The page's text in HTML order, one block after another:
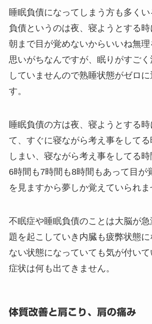
睡眠負債になってしまう方も多く
負債というのは夜、寝ようとする
朝まで目が覚めないからいいね無理
思いがちなんですが、眠りがすご
していませんので熟睡状態がゼロ
す。
睡眠負債の方は夜、寝ようとする
て、すぐに寝ながら考え事をして
しまい、寝ながら考え事をしてる
6時間も7時間も8時間もあって目が
を見ますから夢しか覚えていられま
不眠症や睡眠負債のことは大脳が
題を起こしていき内臓も疲弊状態
ない状態になっていても気が付い
症状は何も出てきません。
体質改善と肩こり、肩の痛み